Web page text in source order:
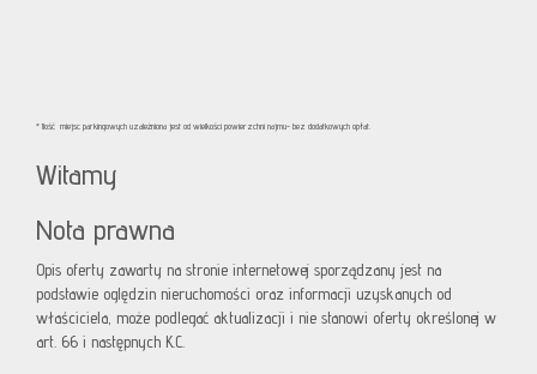
* Ilość miejsc parkingowych uzależniona jest od wielkości powierzchni najmu- bez dodatkowych opłat.
Witamy
Nota prawna
Opis oferty zawarty na stronie internetowej sporządzany jest na
podstawie oględzin nieruchomości oraz informacji uzyskanych od
właściciela, może podlegać aktualizacji i nie stanowi oferty określonej w
art. 66 i następnych K.C.